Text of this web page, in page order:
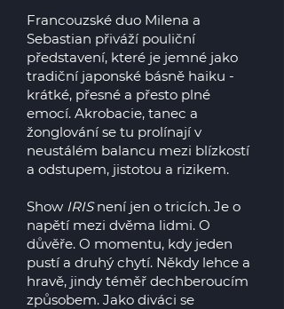
Francouzské duo Milena a
Sebastian přiváží pouliční
představení, které je jemné jako
tradiční japonské básně haiku -
krátké, přesné a přesto plné
emocí. Akrobacie, tanec a
žonglování se tu prolínají v
neustálém balancu mezi blízkostí
a odstupem, jistotou a rizikem.
Show IRISnení jen o tricích. Je o
napětí mezi dvěma lidmi. O
důvěře. O momentu, kdy jeden
pustí a druhý chytí. Někdy lehce a
hravě, jindy téměř dechberoucím
způsobem. Jako diváci se